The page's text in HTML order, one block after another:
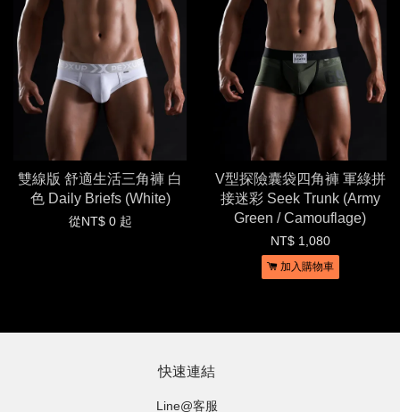
雙線版 舒適生活三角褲 白
色 Daily Briefs (White)
從 NT$ 0 起
V型探險囊袋四角褲 軍綠拼
接迷彩 Seek Trunk (Army
Green / Camouflage)
NT$ 1,080
加入購物車
快速連結
Line@客服